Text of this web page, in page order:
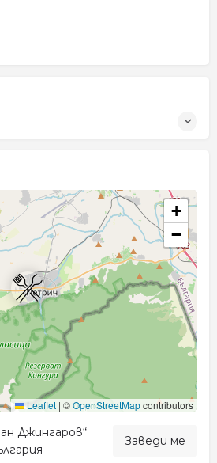
+
−
Leaflet | ©OpenStreetMapcontributors
Джингаров“
Заведи ме